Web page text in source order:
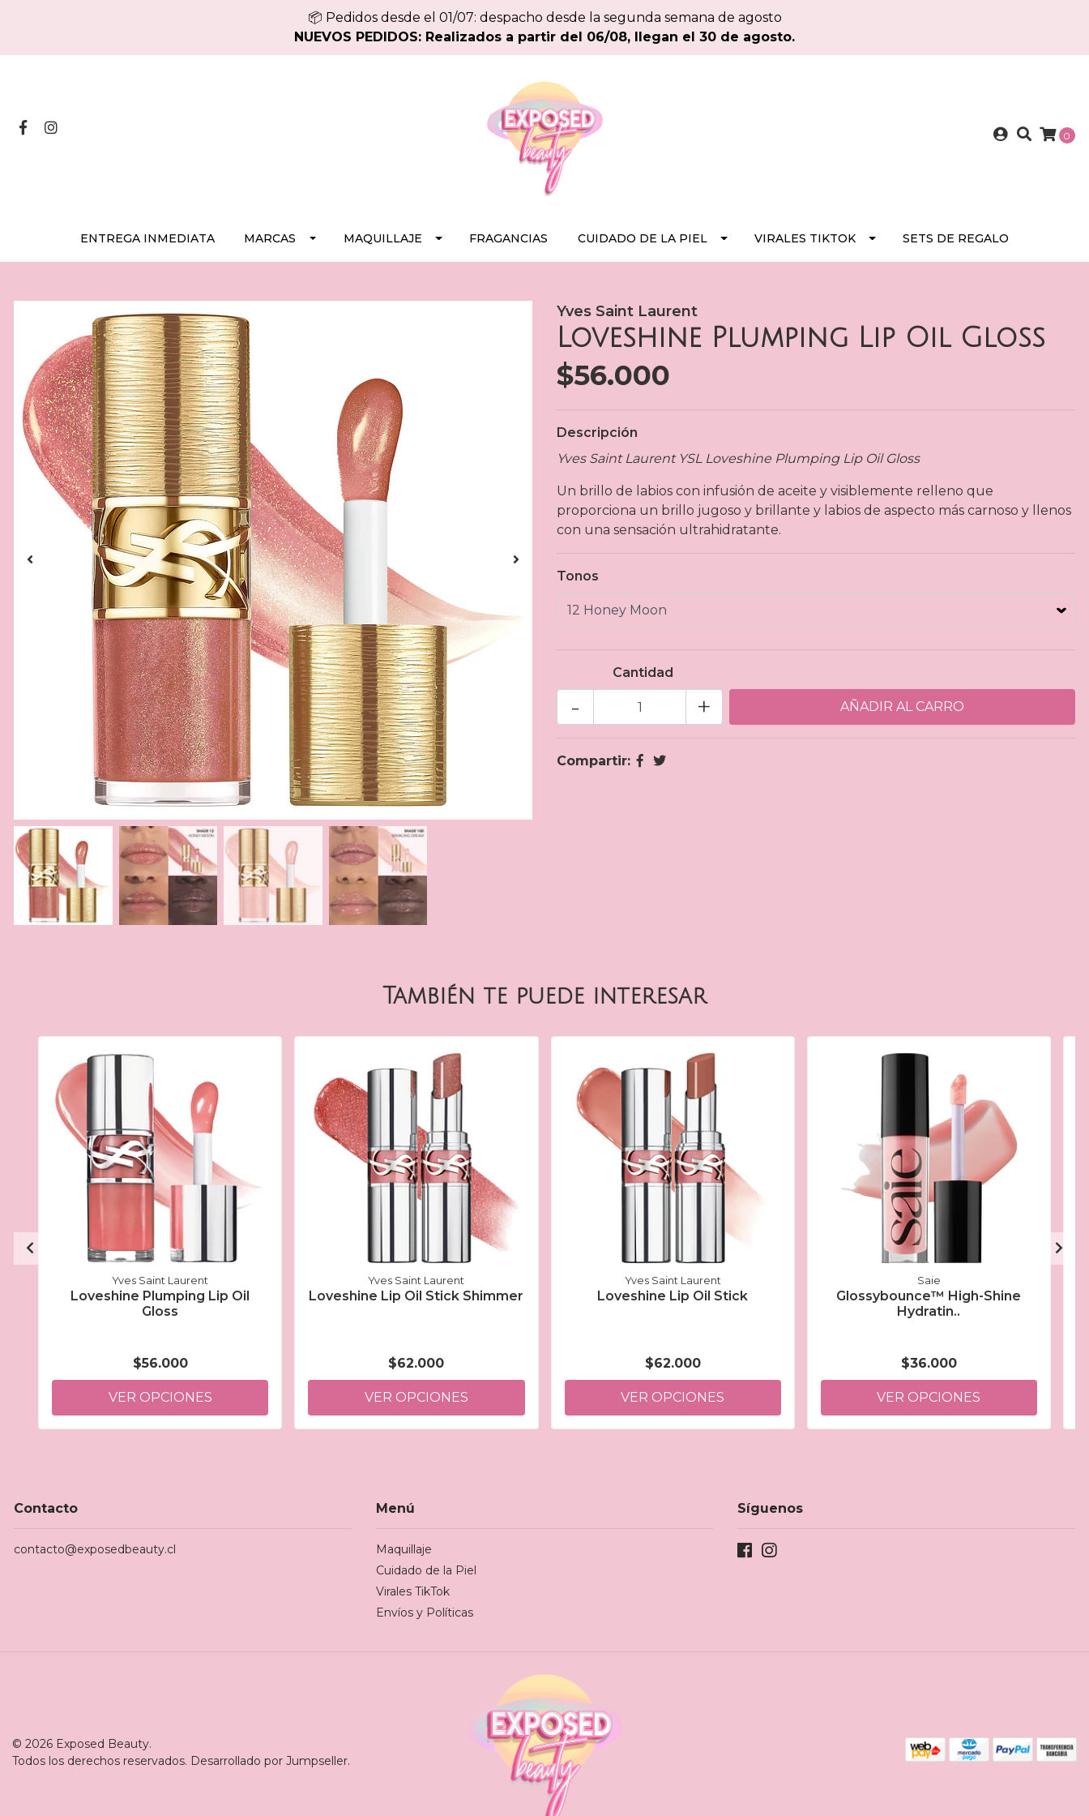
📦 Pedidos desde el 01/07: despacho desde la segunda semana de agosto
NUEVOS PEDIDOS: Realizados a partir del 06/08, llegan el 30 de agosto.
0
ENTREGA INMEDIATA MARCAS MAQUILLAJE FRAGANCIAS CUIDADO DE LA PIEL VIRALES TIKTOK SETS DE REGALO
Yves Saint Laurent
Loveshine Plumping Lip Oil Gloss
$56.000
Descripción
Yves Saint Laurent YSL Loveshine Plumping Lip Oil Gloss
Un brillo de labios con infusión de aceite y visiblemente relleno que
proporciona un brillo jugoso y brillante y labios de aspecto más carnoso y llenos
con una sensación ultrahidratante.
Tonos
Cantidad
+
-
Compartir:
También te puede interesar
Yves Saint Laurent
Loveshine Plumping Lip Oil
Gloss
$56.000
VER OPCIONES
Yves Saint Laurent
Loveshine Lip Oil Stick Shimmer
$62.000
VER OPCIONES
Yves Saint Laurent
Loveshine Lip Oil Stick
$62.000
VER OPCIONES
Saie
Glossybounce™ High-Shine
Hydratin..
$36.000
VER OPCIONES
Contacto
contacto@exposedbeauty.cl
Menú
Maquillaje
Cuidado de la Piel
Virales TikTok
Envíos y Políticas
Síguenos
© 2026 Exposed Beauty.
Todos los derechos reservados. Desarrollado por Jumpseller.